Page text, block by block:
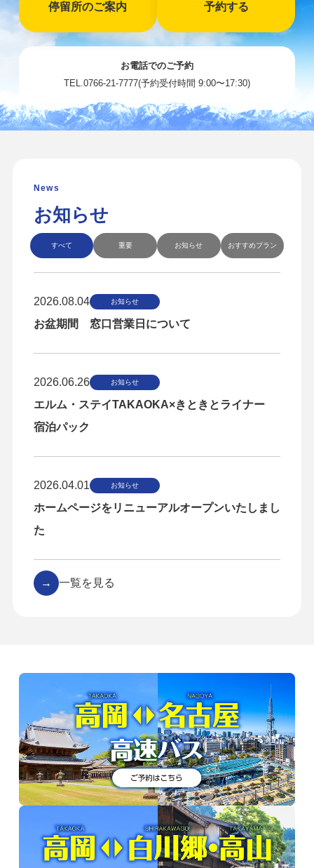
停留所のご案内
予約する
お電話でのご予約
TEL.0766-21-7777(予約受付時間 9:00〜17:30)
お知らせ
すべて 重要 お知らせ おすすめプラン
2026.08.04 お知らせ
お盆期間 窓口営業日について
2026.06.26 お知らせ
エルム・ステイTAKAOKA×きときとライナー
宿泊パック
2026.04.01 お知らせ
ホームページをリニューアルオープンいたしまし
た
→ 一覧を見る